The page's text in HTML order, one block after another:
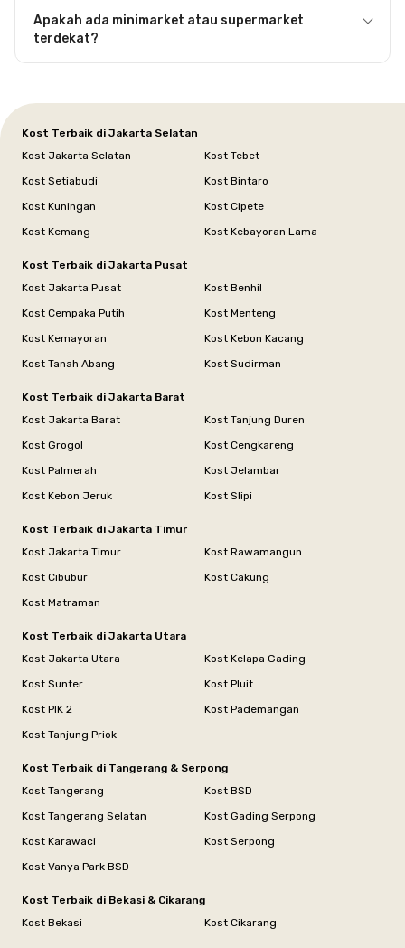
Apakah ada minimarket atau supermarket
terdekat?
Kost Terbaik di Jakarta Selatan
Kost Jakarta Selatan
Kost Tebet
Kost Setiabudi
Kost Bintaro
Kost Kuningan
Kost Cipete
Kost Kemang
Kost Kebayoran Lama
Kost Terbaik di Jakarta Pusat
Kost Jakarta Pusat
Kost Benhil
Kost Cempaka Putih
Kost Menteng
Kost Kemayoran
Kost Kebon Kacang
Kost Tanah Abang
Kost Sudirman
Kost Terbaik di Jakarta Barat
Kost Jakarta Barat
Kost Tanjung Duren
Kost Grogol
Kost Cengkareng
Kost Palmerah
Kost Jelambar
Kost Kebon Jeruk
Kost Slipi
Kost Terbaik di Jakarta Timur
Kost Jakarta Timur
Kost Rawamangun
Kost Cibubur
Kost Cakung
Kost Matraman
Kost Terbaik di Jakarta Utara
Kost Jakarta Utara
Kost Kelapa Gading
Kost Sunter
Kost Pluit
Kost PIK 2
Kost Pademangan
Kost Tanjung Priok
Kost Terbaik di Tangerang & Serpong
Kost Tangerang
Kost BSD
Kost Tangerang Selatan
Kost Gading Serpong
Kost Karawaci
Kost Serpong
Kost Vanya Park BSD
Kost Terbaik di Bekasi & Cikarang
Kost Bekasi
Kost Cikarang